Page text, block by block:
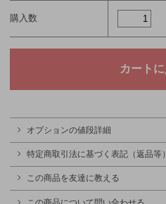
購入数
オプションの値段詳細
特定商取引法に基づく表記（返品等）
この商品を友達に教える